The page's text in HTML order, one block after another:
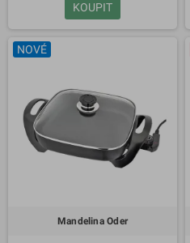
KOUPIT
NOVÉ
Mandelina Oder